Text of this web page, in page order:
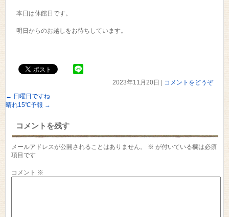
本日は休館日です。
明日からのお越しをお待ちしています。
2023年11月20日
コメントをどうぞ
← 日曜日ですね
晴れ15℃予報 →
コメントを残す
メールアドレスが公開されることはありません。 ※ が付いている欄は必須
項目です
コメント ※